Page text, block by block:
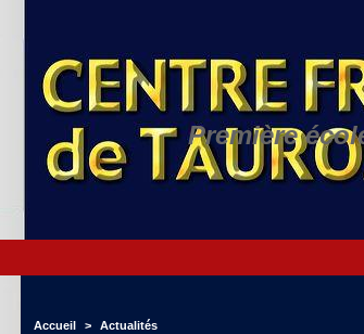
Première
Accueil > Actualités